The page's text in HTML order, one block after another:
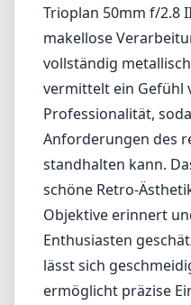
Trioplan 50mm f/2.8
makellose
vollständig
vermittelt ein Gefühl
Professionalität,
Anforderungen des
standhalten kann.
schöne Retro-
Objektive erinnert
Enthusiasten
lässt sich
ermöglicht präzise